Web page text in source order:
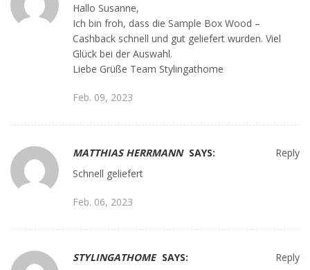
Hallo Susanne,
Ich bin froh, dass die Sample Box Wood –
Cashback schnell und gut geliefert wurden. Viel
Glück bei der Auswahl.
Liebe Grüße Team Stylingathome
Feb. 09, 2023
MATTHIAS HERRMANN SAYS:
Schnell geliefert
Feb. 06, 2023
Reply
STYLINGATHOME SAYS:
Reply